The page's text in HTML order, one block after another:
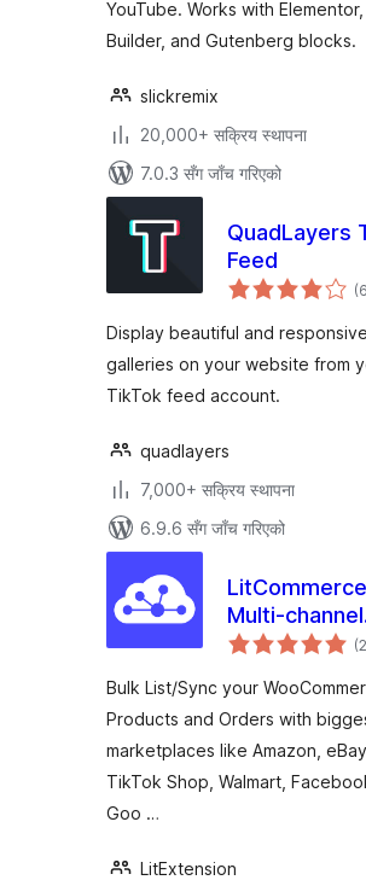
YouTube. Works with
Builder, and Gutenberg blocks.
slickremix
20,000+ सक्रिय स्थापना
7.0.3 सँग जाँच गरिएको
QuadLayers
Feed
Display beautiful and responsive
galleries on your website from
TikTok feed account.
quadlayers
7,000+ सक्रिय स्थापना
6.9.6 सँग जाँच गरिएको
Multi-channel
Selling Tool
Bulk List/Sync your
Products and Orders with
marketplaces like Amazon,
TikTok Shop, Walmart,
Goo …
LitExtension